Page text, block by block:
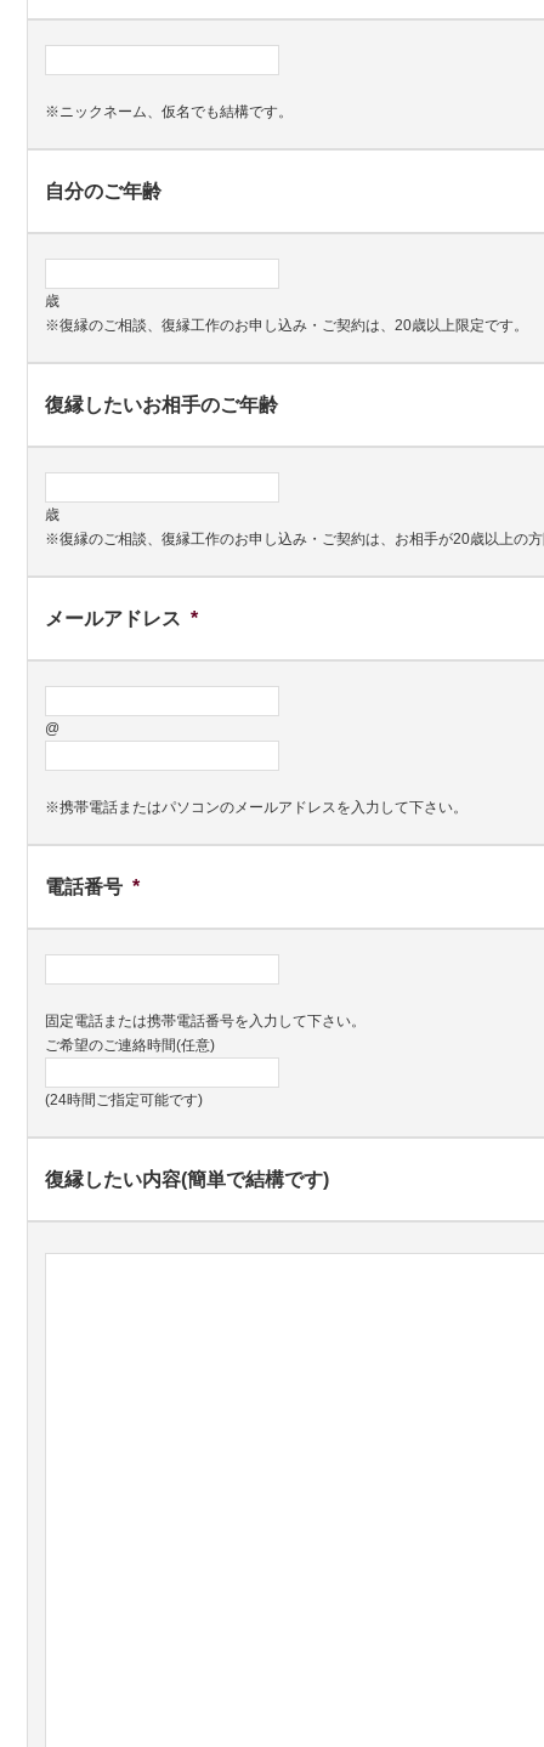
※ニックネーム、仮名でも結構です。
自分のご年齢
歳
※復縁のご相談、復縁工作のお申し込み・ご契約は、20歳以上限定です。
復縁したいお相手のご年齢
歳
※復縁のご相談、復縁工作のお申し込み・ご契約は、お相手が20歳以上の
メールアドレス *
@
※携帯電話またはパソコンのメールアドレスを入力して下さい。
電話番号 *
固定電話または携帯電話番号を入力して下さい。
ご希望のご連絡時間(任意)
(24時間ご指定可能です)
復縁したい内容(簡単で結構です)